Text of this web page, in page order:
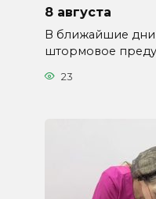
8 августа
В ближайшие дни
штормовое
23